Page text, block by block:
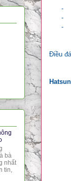
-
-
-
Điều
bà
nhất
tin,